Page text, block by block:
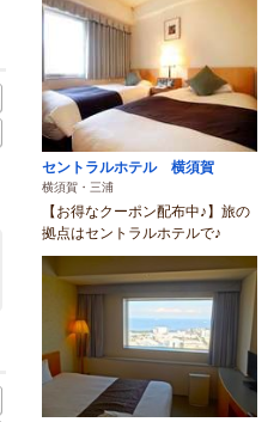
セントラルホテル 横須賀
横須賀・三浦
【お得なクーポン配布中♪】旅の
拠点はセントラルホテルで♪